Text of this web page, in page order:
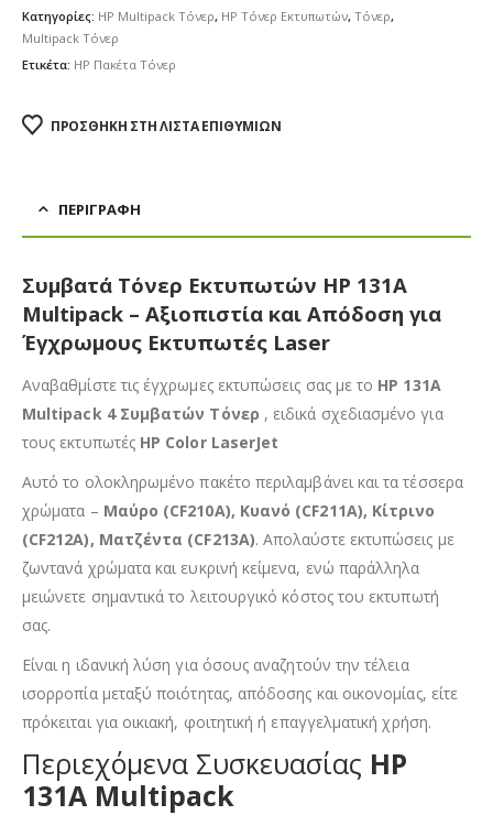
Κατηγορίες: HP Multipack Τόνερ, HP Τόνερ Εκτυπωτών, Τόνερ,
Multipack Τόνερ
Ετικέτα: HP Πακέτα Τόνερ
ΠΡΟΣΘΉΚΗ ΣΤΗ ΛΊΣΤΑ ΕΠΙΘΥΜΙΏΝ
ΠΕΡΙΓΡΑΦΉ
Συμβατά Τόνερ Εκτυπωτών HP 131A
Multipack – Αξιοπιστία και Απόδοση για
Έγχρωμους Εκτυπωτές Laser
Αναβαθμίστε τις έγχρωμες εκτυπώσεις σας με το HP 131A
Multipack 4 Συμβατών Τόνερ , ειδικά σχεδιασμένο για
τους εκτυπωτές HP Color LaserJet
Αυτό το ολοκληρωμένο πακέτο περιλαμβάνει και τα τέσσερα
χρώματα – Μαύρο (CF210A), Κυανό (CF211A), Κίτρινο
(CF212A), Ματζέντα (CF213A). Απολαύστε εκτυπώσεις με
ζωντανά χρώματα και ευκρινή κείμενα, ενώ παράλληλα
μειώνετε σημαντικά το λειτουργικό κόστος του εκτυπωτή
σας.
Είναι η ιδανική λύση για όσους αναζητούν την τέλεια
ισορροπία μεταξύ ποιότητας, απόδοσης και οικονομίας, είτε
πρόκειται για οικιακή, φοιτητική ή επαγγελματική χρήση.
Περιεχόμενα Συσκευασίας HP
131A Multipack